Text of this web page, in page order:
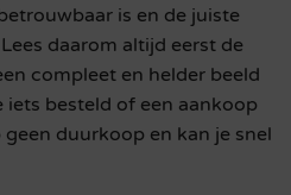
is en de juiste
daarom altijd eerst de
compleet en helder beeld
besteld of een aankoop
duurkoop en kan je snel